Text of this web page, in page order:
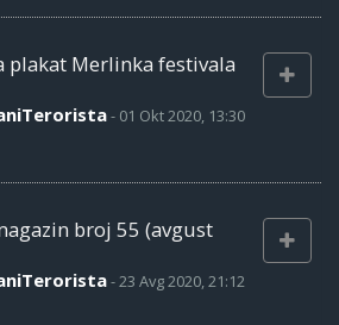
plakat Merlinka festivala
- 01 Okt 2020, 13:30
broj 55 (avgust
-23 Avg 2020, 21:12